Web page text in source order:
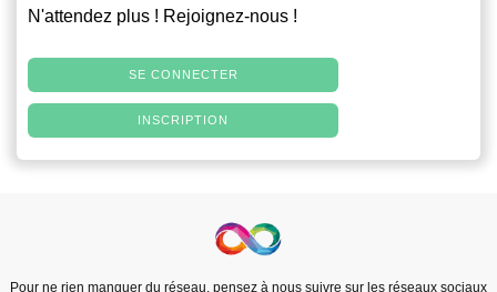
N'attendez plus ! Rejoignez-nous !
SE CONNECTER
INSCRIPTION
Pour ne rien manquer du réseau, pensez à nous suivre sur les réseaux sociaux